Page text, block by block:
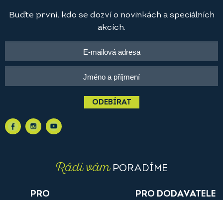
Buďte první, kdo se dozví o novinkách a speciálních
akcích.
ODEBÍRAT
Rádi vámPORADÍME
PRO
PRO DODAVATELE